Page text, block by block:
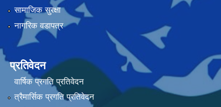
सामाजिक सुरक्षा
नागरिक वडापत्र
प्रतिवेदन
वार्षिक प्रगति प्रतिवेदन
त्रैमार्सिक प्रगति प्रतिवेदन